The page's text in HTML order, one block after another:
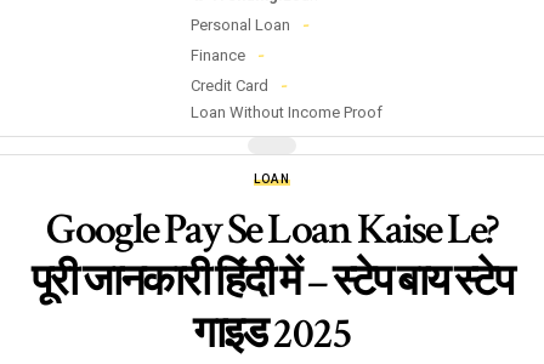
Personal Loan
Finance
Credit Card
Loan Without Income Proof
LOAN
Google Pay Se Loan Kaise Le?
पूरी जानकारी हिंदी में – स्टेप बाय स्टेप
गाइड 2025